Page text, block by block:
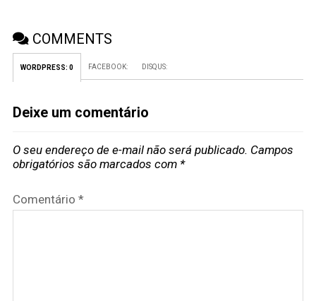
COMMENTS
WORDPRESS: 0 FACEBOOK: DISQUS:
Deixe um comentário
O seu endereço de e-mail não será publicado. Campos
obrigatórios são marcados com *
Comentário *